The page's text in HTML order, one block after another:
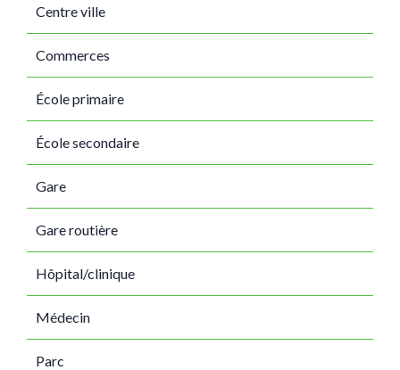
Centre ville
Commerces
École primaire
École secondaire
Gare
Gare routière
Hôpital/clinique
Médecin
Parc